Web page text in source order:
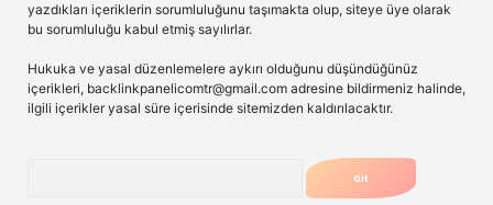
yazdıkları içeriklerin sorumluluğunu taşımakta olup, siteye üye olarak
bu sorumluluğu kabul etmiş sayılırlar.
Hukuka ve yasal düzenlemelere aykırı olduğunu düşündüğünüz
içerikleri, backlinkpanelicomtr@gmail.com adresine bildirmeniz halinde,
ilgili içerikler yasal süre içerisinde sitemizden kaldırılacaktır.